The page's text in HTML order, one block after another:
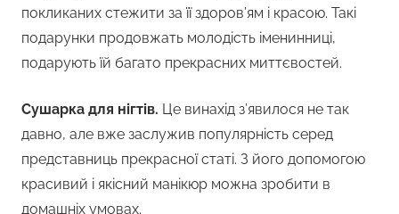
покликаних стежити за її здоров’ям і красою. Такі
подарунки продовжать молодість іменинниці,
подарують їй багато прекрасних миттєвостей.
Сушарка для нігтів. Це винахід з’явилося не так
давно, але вже заслужив популярність серед
представниць прекрасної статі. З його допомогою
красивий і якісний манікюр можна зробити в
домашніх умовах.